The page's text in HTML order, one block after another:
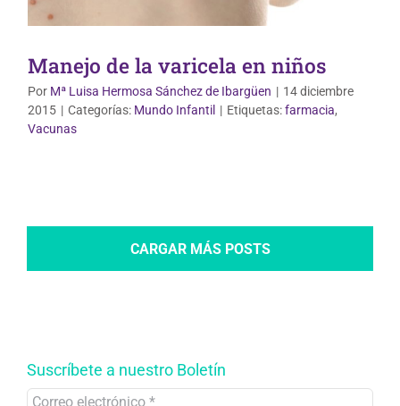
Manejo de la varicela en niños
Por Mª Luisa Hermosa Sánchez de Ibargüen | 14 diciembre
2015 | Categorías: Mundo Infantil | Etiquetas:farmacia,
Vacunas
CARGAR MÁS POSTS
Suscríbete a nuestro Boletín